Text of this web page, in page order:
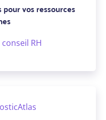
vos ressources
RH